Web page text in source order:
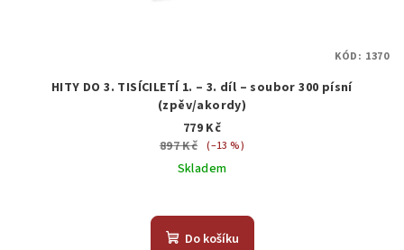
HITY DO 3. TISÍCILETÍ 1. – 3. díl – soubor 300 písní
(zpěv/akordy)
779 Kč
897 Kč (–13 %)
Skladem
Do košíku
KÓD: 1370